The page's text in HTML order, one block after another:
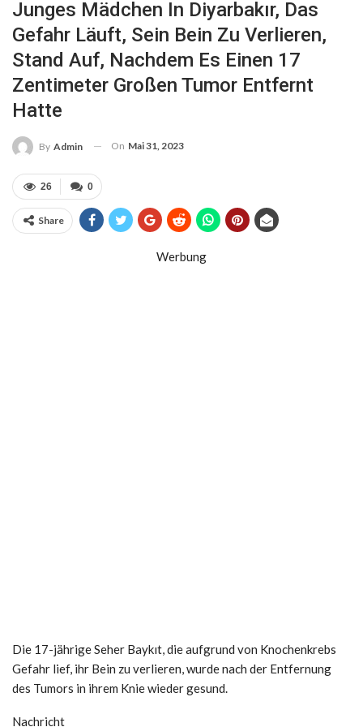
Junges Mädchen In Diyarbakır, Das
Gefahr Läuft, Sein Bein Zu Verlieren,
Stand Auf, Nachdem Es Einen 17
Zentimeter Großen Tumor Entfernt
Hatte
By Admin On Mai 31, 2023
0
26
Share
Werbung
Die 17-jährige Seher Baykıt, die aufgrund von Knochenkrebs
Gefahr lief, ihr Bein zu verlieren, wurde nach der Entfernung
des Tumors in ihrem Knie wieder gesund.
Nachricht